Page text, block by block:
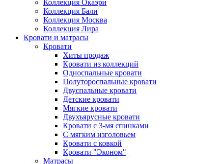
Коллекция Окаэри
Коллекция Бали
Коллекция Москва
Коллекция Лира
Кровати и матрасы
Кровати
Хиты продаж
Кровати из коллекций
Односпальные кровати
Полутороспальные кровати
Двуспальные кровати
Детские кровати
Мягкие кровати
Двухъярусные кровати
Кровати с 3-мя спинками
С мягким изголовьем
Кровати с ковкой
Кровати "Эконом"
Матрасы